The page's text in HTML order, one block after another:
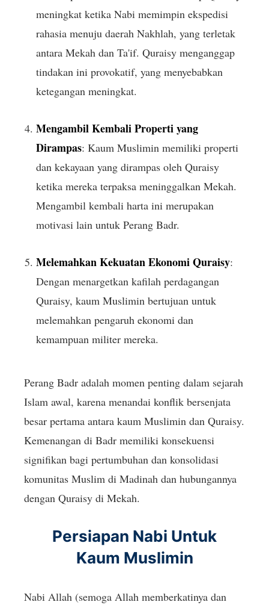
meningkat ketika Nabi memimpin ekspedisi
rahasia menuju daerah Nakhlah, yang terletak
antara Mekah dan Ta'if. Quraisy menganggap
tindakan ini provokatif, yang menyebabkan
ketegangan meningkat.
Mengambil Kembali Properti yang
Dirampas: Kaum Muslimin memiliki properti
dan kekayaan yang dirampas oleh Quraisy
ketika mereka terpaksa meninggalkan Mekah.
Mengambil kembali harta ini merupakan
motivasi lain untuk Perang Badr.
Melemahkan Kekuatan Ekonomi Quraisy:
Dengan menargetkan kafilah perdagangan
Quraisy, kaum Muslimin bertujuan untuk
melemahkan pengaruh ekonomi dan
kemampuan militer mereka.
Perang Badr adalah momen penting dalam sejarah
Islam awal, karena menandai konflik bersenjata
besar pertama antara kaum Muslimin dan Quraisy.
Kemenangan di Badr memiliki konsekuensi
signifikan bagi pertumbuhan dan konsolidasi
komunitas Muslim di Madinah dan hubungannya
dengan Quraisy di Mekah.
Persiapan Nabi Untuk
Kaum Muslimin
Nabi Allah (semoga Allah memberkatinya dan